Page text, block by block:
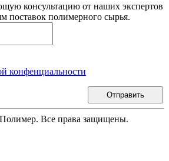
консультацию от наших экспертов
поставок полимерного сырья.
конфенциальности
Отправить
Все права защищены.